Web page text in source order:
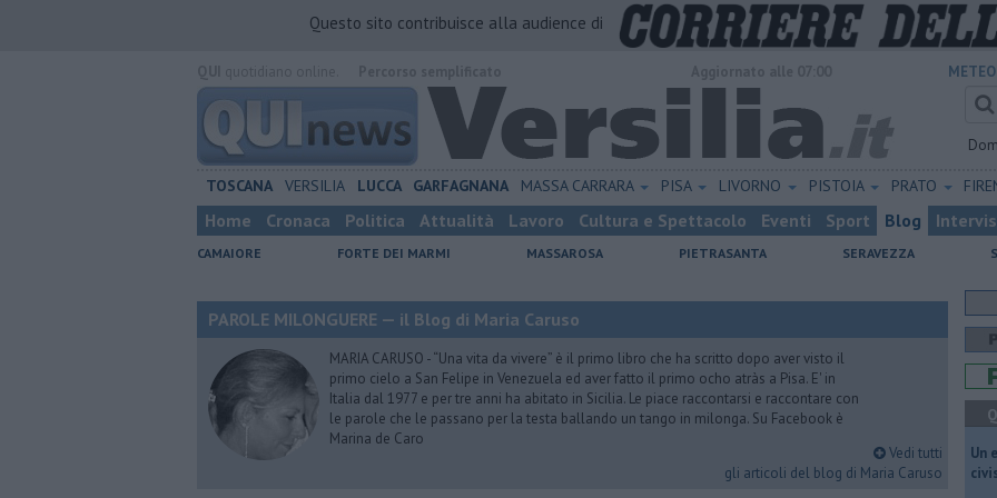
Questo sito contribuisce alla audience di
TOSCANA VERSILIA LUCCA GARFAGNANA MASSA CARRARA PISA LIVORNO PISTOIA PRATO
Home Cronaca Politica Attualità Lavoro Cultura e Spettacolo Eventi Sport Blog
CAMAIORE FORTE DEI MARMI MASSAROSA PIETRASANTA SERAVEZZA
PAROLE MILONGUERE — il Blog di Maria Caruso
MARIA CARUSO - “Una vita da vivere” è il primo libro che ha scritto dopo aver visto il
primo cielo a San Felipe in Venezuela ed aver fatto il primo ocho atràs a Pisa. E' in
Italia dal 1977 e per tre anni ha abitato in Sicilia. Le piace raccontarsi e raccontare con
le parole che le passano per la testa ballando un tango in milonga. Su Facebook è
Marina de Caro
Vedi tutti
gli articoli del blog di Maria Caruso
​Un